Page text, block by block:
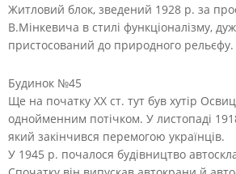
Житловий блок, зведений 1928 р. за
В.Мінкевича в стилі функціоналізму,
пристосований до природного рельєфу.
Будинок №45
Ще на початку XX ст. тут був хутір
однойменним потічком. У листопаді
який закінчився перемогою українців.
У 1945 р. почалося будівництво